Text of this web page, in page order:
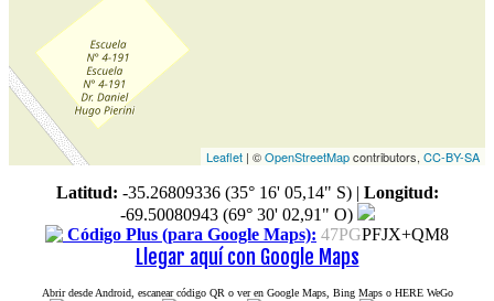
Leaflet | ©OpenStreetMapcontributors, CC-BY-SA
Latitud: -35.26809336 (35° 16' 05,14" S)| Longitud:
-69.50080943 (69° 30' 02,91" O)
Código Plus (para Google Maps): 47PGPFJX+QM8
Llegar aquí con Google Maps
Abrir desde Android, escanear código QR o ver en Google Maps, Bing Maps o HERE WeGo